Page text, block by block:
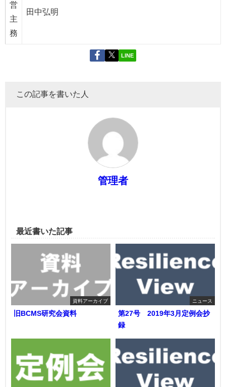
営
主
務
田中弘明
LINE
この記事を書いた人
管理者
最近書いた記事
資料アーカイブ
旧BCMS研究会資料
ニュース
第27号 2019年3月定例会抄
録